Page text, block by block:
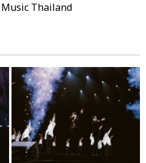
Thailand